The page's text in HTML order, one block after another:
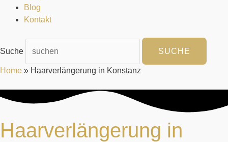
Blog
Kontakt
Suche SUCHE
Home » Haarverlängerung in Konstanz
Haarverlängerung in